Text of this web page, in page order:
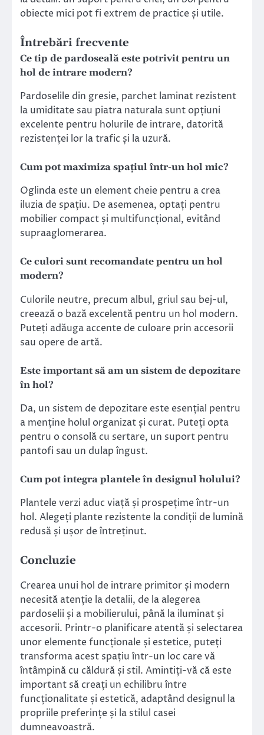
obiecte mici pot fi extrem de practice și utile.
Întrebări frecvente
Ce tip de pardoseală este potrivit pentru un
hol de intrare modern?
Pardoselile din gresie, parchet laminat rezistent
la umiditate sau piatra naturala sunt opțiuni
excelente pentru holurile de intrare, datorită
rezistenței lor la trafic și la uzură.
Cum pot maximiza spațiul într-un hol mic?
Oglinda este un element cheie pentru a crea
iluzia de spațiu. De asemenea, optați pentru
mobilier compact și multifuncțional, evitând
supraaglomerarea.
Ce culori sunt recomandate pentru un hol
modern?
Culorile neutre, precum albul, griul sau bej-ul,
creează o bază excelentă pentru un hol modern.
Puteți adăuga accente de culoare prin accesorii
sau opere de artă.
Este important să am un sistem de depozitare
în hol?
Da, un sistem de depozitare este esențial pentru
a menține holul organizat și curat. Puteți opta
pentru o consolă cu sertare, un suport pentru
pantofi sau un dulap îngust.
Cum pot integra plantele în designul holului?
Plantele verzi aduc viață și prospețime într-un
hol. Alegeți plante rezistente la condiții de lumină
redusă și ușor de întreținut.
Concluzie
Crearea unui hol de intrare primitor și modern
necesită atenție la detalii, de la alegerea
pardoselii și a mobilierului, până la iluminat și
accesorii. Printr-o planificare atentă și selectarea
unor elemente funcționale și estetice, puteți
transforma acest spațiu într-un loc care vă
întâmpină cu căldură și stil. Amintiți-vă că este
important să creați un echilibru între
funcționalitate și estetică, adaptând designul la
propriile preferințe și la stilul casei
dumneavoastră.